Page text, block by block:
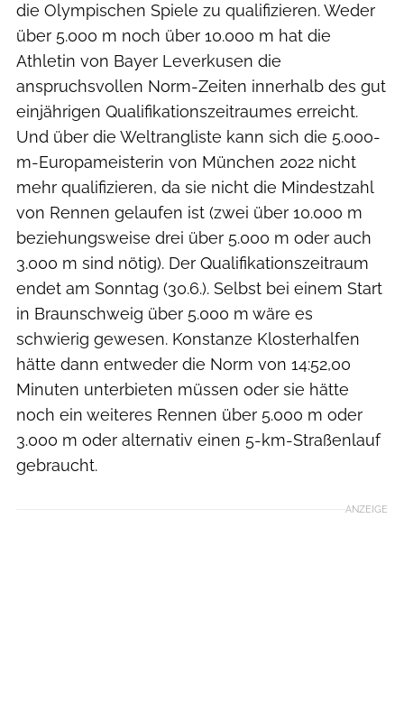
die Olympischen Spiele zu qualifizieren. Weder
über 5.000 m noch über 10.000 m hat die
Athletin von Bayer Leverkusen die
anspruchsvollen Norm-Zeiten innerhalb des gut
einjährigen Qualifikationszeitraumes erreicht.
Und über die Weltrangliste kann sich die 5.000-
m-Europameisterin von München 2022 nicht
mehr qualifizieren, da sie nicht die Mindestzahl
von Rennen gelaufen ist (zwei über 10.000 m
beziehungsweise drei über 5.000 m oder auch
3.000 m sind nötig). Der Qualifikationszeitraum
endet am Sonntag (30.6.). Selbst bei einem Start
in Braunschweig über 5.000 m wäre es
schwierig gewesen. Konstanze Klosterhalfen
hätte dann entweder die Norm von 14:52,00
Minuten unterbieten müssen oder sie hätte
noch ein weiteres Rennen über 5.000 m oder
3.000 m oder alternativ einen 5-km-Straßenlauf
gebraucht.
ANZEIGE